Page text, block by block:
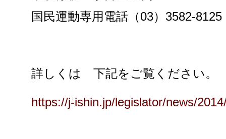
国民運動専用電話（03）3582-8125
詳しくは 下記をご覧ください。
https://j-ishin.jp/legislator/news/